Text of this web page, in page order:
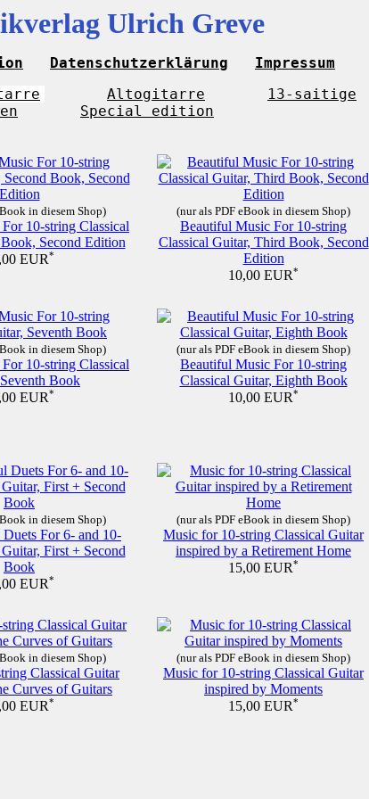
Ulrich Greve
Datenschutzerklärung Impressum
Altogitarre
13-saitige
Special edition
in diesem Shop)
10-string Classical
Second Edition
EUR*
(nur als PDF eBook in diesem Shop)
Beautiful Music For 10-string
Classical Guitar, Third Book, Second
Edition
10,00 EUR*
in diesem Shop)
10-string Classical
Book
EUR*
(nur als PDF eBook in diesem Shop)
Beautiful Music For 10-string
Classical Guitar, Eighth Book
10,00 EUR*
in diesem Shop)
For 6- and 10-
First + Second
Book
EUR*
(nur als PDF eBook in diesem Shop)
Music for 10-string Classical Guitar
inspired by a Retirement Home
15,00 EUR*
in diesem Shop)
Classical Guitar
Curves of Guitars
EUR*
(nur als PDF eBook in diesem Shop)
Music for 10-string Classical Guitar
inspired by Moments
15,00 EUR*